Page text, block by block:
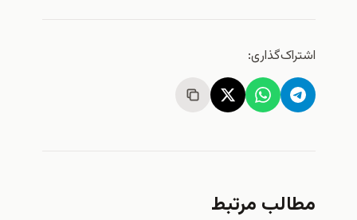
اشتراک‌گذاری:
مطالب مرتبط